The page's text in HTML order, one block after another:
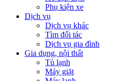
Phụ kiện xe
Dịch vụ
Dịch vụ khác
Tìm đối tác
Dịch vụ gia đình
Gia dụng, nội thất
Tủ lạnh
Máy giặt